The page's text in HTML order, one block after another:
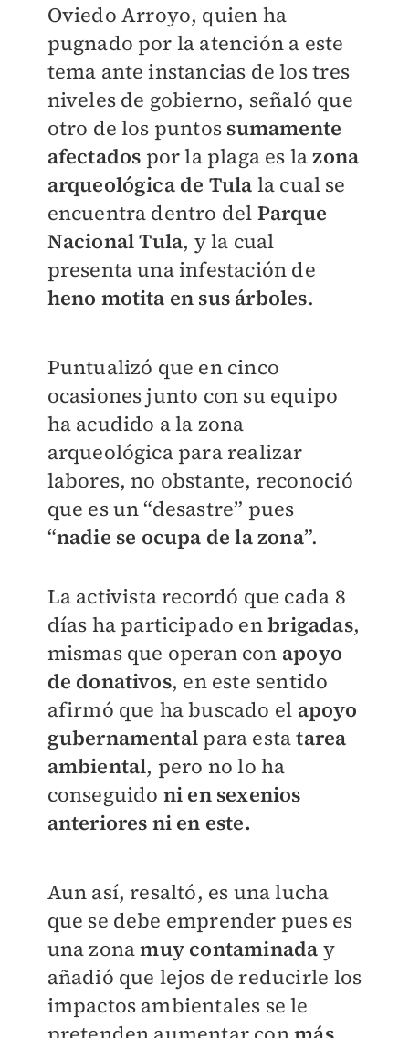
Oviedo Arroyo, quien ha
pugnado por la atención a este
tema ante instancias de los tres
niveles de gobierno, señaló que
otro de los puntos sumamente
afectados por la plaga es lazona
arqueológica de Tula la cual se
encuentra dentro del Parque
Nacional Tula, y la cual
presenta una infestación de
heno motita en sus árboles.
Puntualizó que en cinco
ocasiones junto con su equipo
ha acudido a la zona
arqueológica para realizar
labores, no obstante, reconoció
que es un “desastre” pues
“nadie se ocupa de la zona”.
La activista recordó que cada 8
días ha participado enbrigadas,
mismas que operan con apoyo
de donativos, en este sentido
afirmó que ha buscado el apoyo
gubernamental para estatarea
ambiental, pero no lo ha
conseguido ni en sexenios
anteriores ni en este.
Aun así, resaltó, es una lucha
que se debe emprender pues es
una zonamuy contaminada y
añadió que lejos de reducirle los
impactos ambientales se le